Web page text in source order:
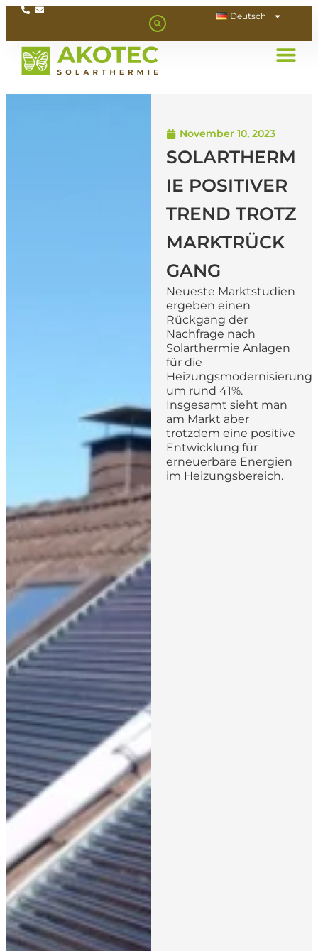
Deutsch
November 10, 2023
SOLARTHERM
IE POSITIVER
TREND TROTZ
MARKTRÜCK
GANG
Neueste Marktstudien
ergeben einen
Rückgang der
Nachfrage nach
Solarthermie Anlagen
für die
Heizungsmodernisierung
um rund 41%.
Insgesamt sieht man
am Markt aber
trotzdem eine positive
Entwicklung für
erneuerbare Energien
im Heizungsbereich.